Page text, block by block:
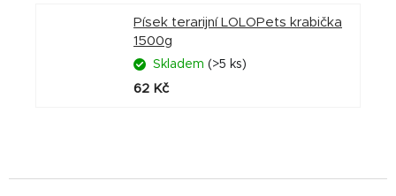
Písek terarijní LOLOPets krabička
1500g
Skladem (>5 ks)
62 Kč